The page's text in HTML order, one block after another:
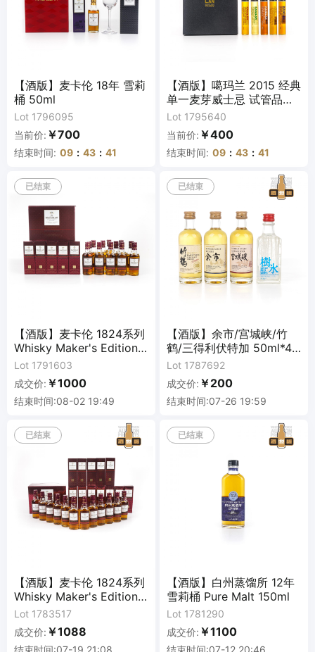
【酒版】麦卡伦 18年 雪莉
桶 50ml
Lot 1796095
当前价: ￥700
结束时间: 09 : 43 : 41
【酒版】噶玛兰 2015 经典
单一麦芽威士忌 试管品鉴
礼盒 5支组*50ml
Lot 1795640
当前价: ￥400
结束时间: 09 : 43 : 41
已结束
【酒版】麦卡伦 1824系列
Whisky Maker's Edition
12瓶组*50ML
Lot 1791603
成交价: ￥1000
结束时间:08-02 19:49
已结束
【酒版】余市/宫城峡/竹
鹤/三得利伏特加 50ml*4
瓶组
Lot 1787692
成交价: ￥200
结束时间:07-26 19:59
已结束
【酒版】麦卡伦 1824系列
Whisky Maker's Edition
12瓶组*50ML
Lot 1783517
成交价: ￥1088
结束时间:07-19 21:08
已结束
【酒版】白州蒸馏所 12年
雪莉桶 Pure Malt 150ml
Lot 1781290
成交价: ￥1100
结束时间:07-12 20:46